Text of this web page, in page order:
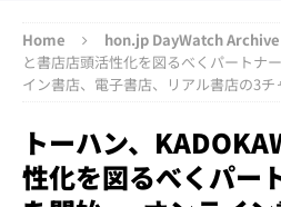
Home hon.jp DayWatch Archive
と書店店頭活性化を図るべくパートナ
イン書店、電子書店、リアル書店の3チ
トーハン、
性化を図るべくパー